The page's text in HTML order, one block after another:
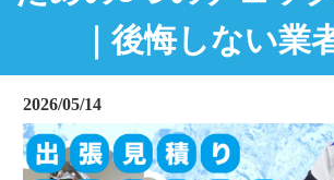
｜後悔しない業
2026/05/14